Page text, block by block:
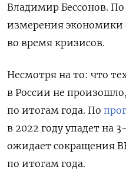
Владимир Бессонов. По
измерения экономики
во время кризисов.
Несмотря на то: что
в России не
по итогам года. По
в 2022 году упадет на
ожидает сокращения
по итогам года.